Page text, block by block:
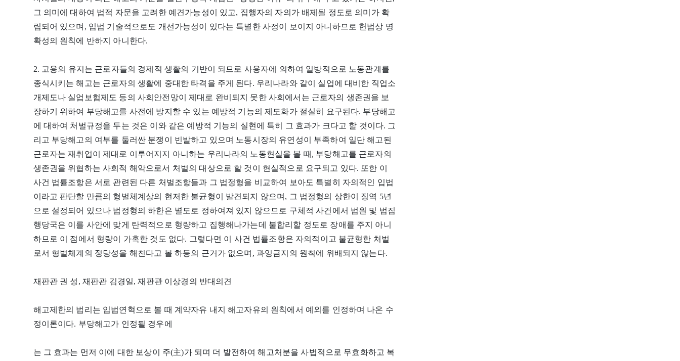
그 의미에 대하여 법적 자문을 고려한 예견가능성이 있고, 집행자의 자의가 배제될 정도로 의미가 확
립되어 있으며, 입법 기술적으로도 개선가능성이 있다는 특별한 사정이 보이지 아니하므로 헌법상 명
확성의 원칙에 반하지 아니한다.
2. 고용의 유지는 근로자들의 경제적 생활의 기반이 되므로 사용자에 의하여 일방적으로 노동관계를
종식시키는 해고는 근로자의 생활에 중대한 타격을 주게 된다. 우리나라와 같이 실업에 대비한 직업소
개제도나 실업보험제도 등의 사회안전망이 제대로 완비되지 못한 사회에서는 근로자의 생존권을 보
장하기 위하여 부당해고를 사전에 방지할 수 있는 예방적 기능의 제도화가 절실히 요구된다. 부당해고
에 대하여 처벌규정을 두는 것은 이와 같은 예방적 기능의 실현에 특히 그 효과가 크다고 할 것이다. 그
리고 부당해고의 여부를 둘러싼 분쟁이 빈발하고 있으며 노동시장의 유연성이 부족하여 일단 해고된
근로자는 재취업이 제대로 이루어지지 아니하는 우리나라의 노동현실을 볼 때, 부당해고를 근로자의
생존권을 위협하는 사회적 해악으로서 처벌의 대상으로 할 것이 현실적으로 요구되고 있다. 또한 이
사건 법률조항은 서로 관련된 다른 처벌조항들과 그 법정형을 비교하여 보아도 특별히 자의적인 입법
이라고 판단할 만큼의 형벌체계상의 현저한 불균형이 발견되지 않으며, 그 법정형의 상한이 징역 5년
으로 설정되어 있으나 법정형의 하한은 별도로 정하여져 있지 않으므로 구체적 사건에서 법원 및 법집
행당국은 이를 사안에 맞게 탄력적으로 형량하고 집행해나가는데 불합리할 정도로 장애를 주지 아니
하므로 이 점에서 형량이 가혹한 것도 없다. 그렇다면 이 사건 법률조항은 자의적이고 불균형한 처벌
로서 형벌체계의 정당성을 해친다고 볼 하등의 근거가 없으며, 과잉금지의 원칙에 위배되지 않는다.
재판관 권 성, 재판관 김경일, 재판관 이상경의 반대의견
해고제한의 법리는 입법연혁으로 볼 때 계약자유 내지 해고자유의 원칙에서 예외를 인정하며 나온 수
정이론이다. 부당해고가 인정될 경우에
는 그 효과는 먼저 이에 대한 보상이 주(主)가 되며 더 발전하여 해고처분을 사법적으로 무효화하고 복